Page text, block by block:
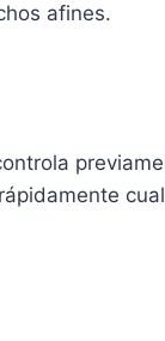
afines.